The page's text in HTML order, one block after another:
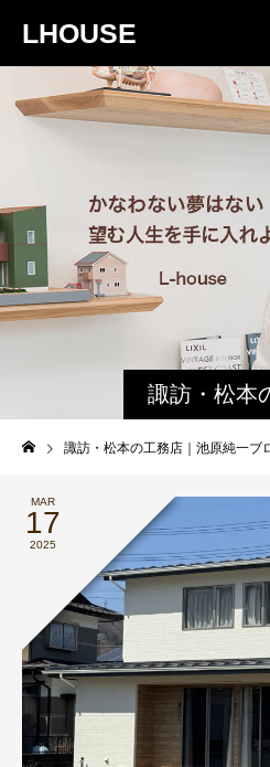
LHOUSE
諏訪・松本
の社長ブロ
物語８
諏訪・松本の工務店｜池原純一ブ
MAR
17
2025